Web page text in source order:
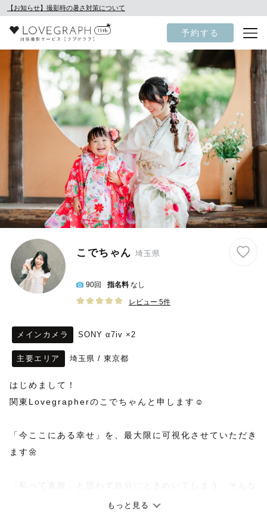
【お知らせ】撮影時の暑さ対策について
予約する
こでちゃん 埼玉県
90回 指名料 なし
レビュー 5件
メインカメラ SONY α7iv ×2
主要エリア 埼玉県 / 東京都
はじめまして！
関東Lovegrapherのこでちゃんと申します☺️
「今ここにある幸せ」を、最大限に可視化させていただき
ます🌼
写真をワクワク楽しい時間と共に残してみませんか♡
もっと見る